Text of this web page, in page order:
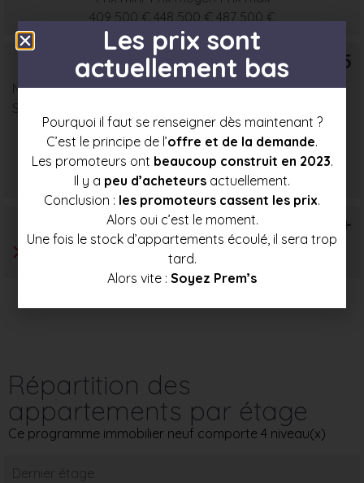
409 500 € 448 500 € 487 500 €
T5
Nombre : 1
Surface moyenne : 78 m²
Prix mini
474 500 €
Prix moyen
503 500 €
Prix max
532 000 €
T6+
Répartition des
appartements par étage
Ce programme immobilier neuf comporte 4 niveau(x)
Dernier étage
Les prix sont
actuellement bas
Pourquoi il faut se renseigner dès maintenant ?
C’est le principe de l’offre et de la demande.
Les promoteurs ont beaucoup construit en 2023.
Il y a peu d’acheteurs actuellement.
Conclusion : les promoteurs cassent les prix.
Alors oui c’est le moment.
Une fois le stock d’appartements écoulé, il sera trop
tard.
Alors vite : Soyez Prem’s